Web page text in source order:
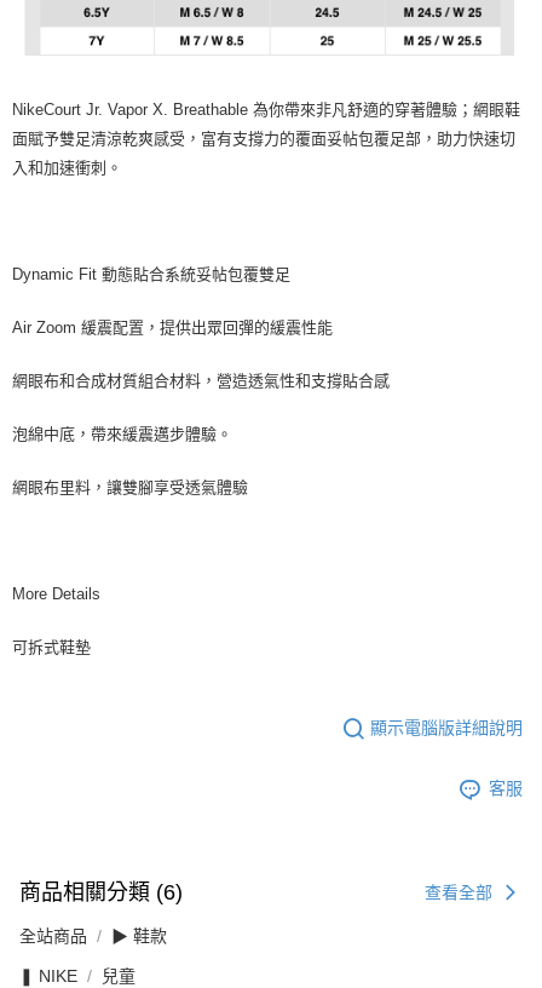
NikeCourt Jr. Vapor X. Breathable 為你帶來非凡舒適的穿著體驗；網眼鞋
面賦予雙足清涼乾爽感受，富有支撐力的覆面妥帖包覆足部，助力快速切
入和加速衝刺。
Dynamic Fit 動態貼合系統妥帖包覆雙足
Air Zoom 緩震配置，提供出眾回彈的緩震性能
網眼布和合成材質組合材料，營造透氣性和支撐貼合感
泡綿中底，帶來緩震邁步體驗。
網眼布里料，讓雙腳享受透氣體驗
More Details
可拆式鞋墊
顯示電腦版詳細說明
客服
商品相關分類 (6) 查看全部
全站商品 ▶ 鞋款
❚ NIKE 兒童